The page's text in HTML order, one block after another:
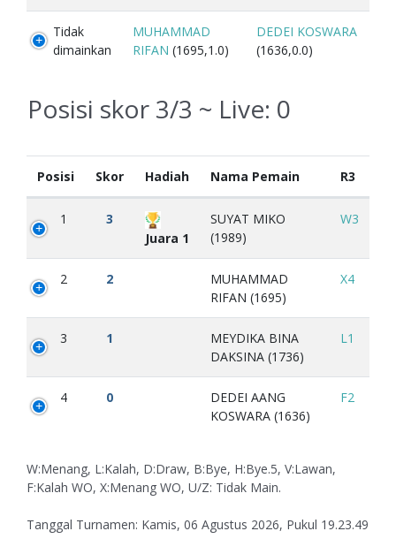
Tidak
dimainkan
MUHAMMAD
RIFAN (1695,1.0)
DEDEI KOSWARA
(1636,0.0)
Posisi skor 3/3 ~ Live: 0
Posisi Skor Hadiah Nama Pemain R3
1
3
Juara 1
SUYAT MIKO
(1989)
W3
2 2
MUHAMMAD
RIFAN (1695)
X4
3 1
MEYDIKA BINA
DAKSINA (1736)
L1
4 0
DEDEI AANG
KOSWARA (1636)
F2
W:Menang, L:Kalah, D:Draw, B:Bye, H:Bye.5, V:Lawan,
F:Kalah WO, X:Menang WO, U/Z: Tidak Main.
Tanggal Turnamen: Kamis, 06 Agustus 2026, Pukul 19.23.49